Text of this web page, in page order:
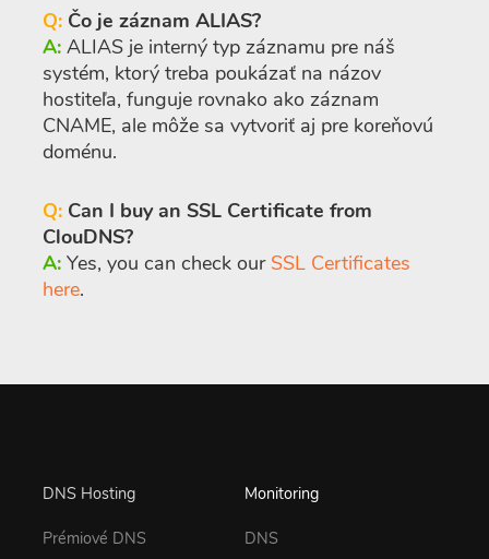
Q: Čo je záznam ALIAS?
A: ALIAS je interný typ záznamu pre náš
systém, ktorý treba poukázať na názov
hostiteľa, funguje rovnako ako záznam
CNAME, ale môže sa vytvoriť aj pre koreňovú
doménu.
Q: Can I buy an SSL Certificate from
ClouDNS?
A: Yes, you can check our SSL Certificates
here.
DNS Hosting
Prémiové DNS
Monitoring
DNS